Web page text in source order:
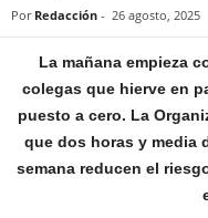
Por Redacción - 26 agosto, 2025
La mañana empieza
colegas que hierve en
puesto a cero. La
que dos horas y media
semana reducen el